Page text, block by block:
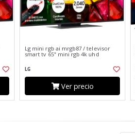
Lg mini rgb ai mrgb87 / televisor
smart tv 65" mini rgb 4k uhd
LG
Ver precio